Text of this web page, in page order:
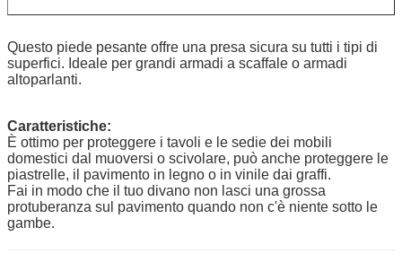
Questo piede pesante offre una presa sicura su tutti i tipi di
superfici. Ideale per grandi armadi a scaffale o armadi
altoparlanti.
Caratteristiche:
È ottimo per proteggere i tavoli e le sedie dei mobili
domestici dal muoversi o scivolare, può anche proteggere le
piastrelle, il pavimento in legno o in vinile dai graffi.
Fai in modo che il tuo divano non lasci una grossa
protuberanza sul pavimento quando non c'è niente sotto le
gambe.